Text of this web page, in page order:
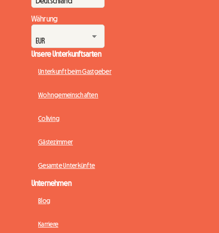
Währung
Unsere Unterkunftsarten
Unterkunft beim Gastgeber
Wohngemeinschaften
Coliving
Gästezimmer
Gesamte Unterkünfte
Unternehmen
Blog
Karriere